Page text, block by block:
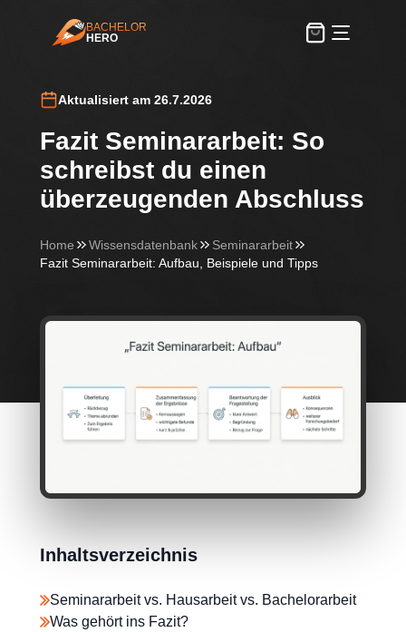
BachelorHero
BACHELOR
HERO
Aktualisiert am 26.7.2026
Fazit Seminararbeit: So
schreibst du einen
überzeugenden Abschluss
Home Wissensdatenbank
Seminararbeit
Fazit Seminararbeit: Aufbau, Beispiele und Tipps
Inhaltsverzeichnis
Seminararbeit vs. Hausarbeit vs. Bachelorarbeit
Was gehört ins Fazit?